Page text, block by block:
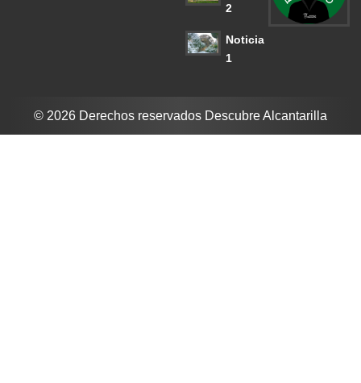
2
Noticia
1
© 2026 Derechos reservados Descubre Alcantarilla